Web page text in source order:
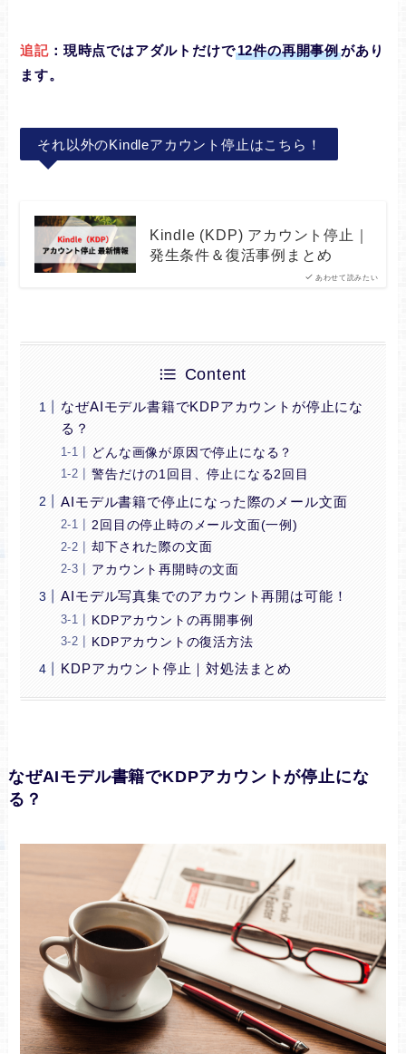
追記 ：現時点ではアダルトだけで12件の再開事例があり
ます。
それ以外のKindleアカウント停止はこちら！
あわせて読みたい
Kindle (KDP) アカウント停止｜
発生条件＆復活事例まとめ
Content
なぜAIモデル書籍でKDPアカウントが停止にな
る？
どんな画像が原因で停止になる？
警告だけの1回目、停止になる2回目
AIモデル書籍で停止になった際のメール文面
2回目の停止時のメール文面(一例)
却下された際の文面
アカウント再開時の文面
AIモデル写真集でのアカウント再開は可能！
KDPアカウントの再開事例
KDPアカウントの復活方法
KDPアカウント停止｜対処法まとめ
なぜAIモデル書籍でKDPアカウントが停止にな
る？